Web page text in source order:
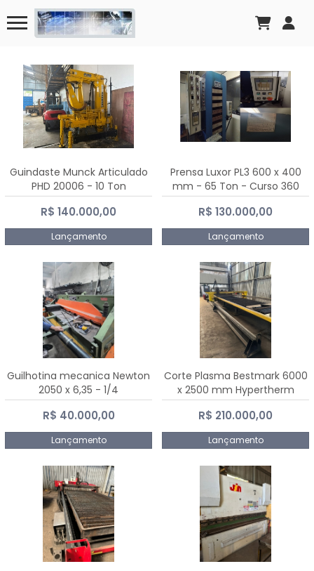
Guindaste Munck Articulado
PHD 20006 - 10 Ton
R$ 140.000,00
Lançamento
Prensa Luxor PL3 600 x 400
mm - 65 Ton - Curso 360
mm
R$ 130.000,00
Lançamento
Guilhotina mecanica Newton
2050 x 6,35 - 1/4
R$ 40.000,00
Lançamento
Corte Plasma Bestmark 6000
x 2500 mm Hypertherm
MaxPro 200
R$ 210.000,00
Lançamento